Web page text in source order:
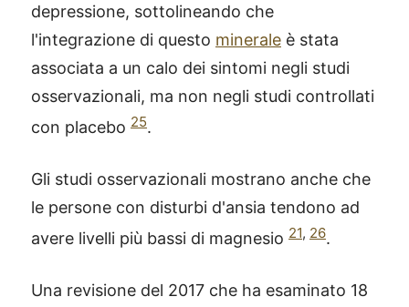
depressione, sottolineando che
l'integrazione di questo minerale è stata
associata a un calo dei sintomi negli studi
osservazionali, ma non negli studi controllati
con placebo 25.
Gli studi osservazionali mostrano anche che
le persone con disturbi d'ansia tendono ad
avere livelli più bassi di magnesio 21, 26.
Una revisione del 2017 che ha esaminato 18